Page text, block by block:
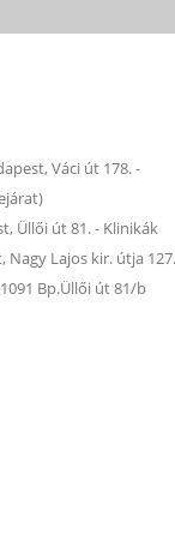
Váci út 178. -
Üllői út 81. - Klinikák
Nagy Lajos kir. útja 127.
1091 Bp.Üllői út 81/b